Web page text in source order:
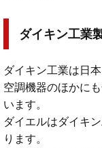
ダイキン工業
ダイキン工業は日
空調機器のほかに
います。
ダイエルはダイキ
ります。